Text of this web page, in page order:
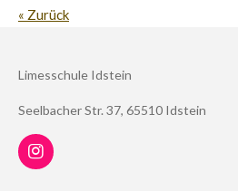
« Zurück
Limesschule Idstein
Seelbacher Str. 37, 65510 Idstein
I
n